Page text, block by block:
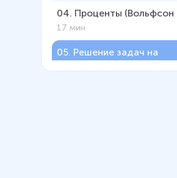
04. Проценты (Вольфсон
17 мин
05. Решение задач на